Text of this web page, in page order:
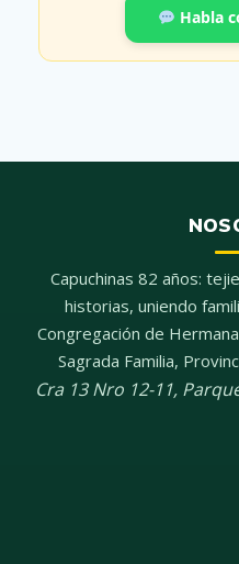
Habla
Capuchinas 82 años:
historias, uniendo
Congregación de
Sagrada Familia,
Cra 13 Nro 12-11,